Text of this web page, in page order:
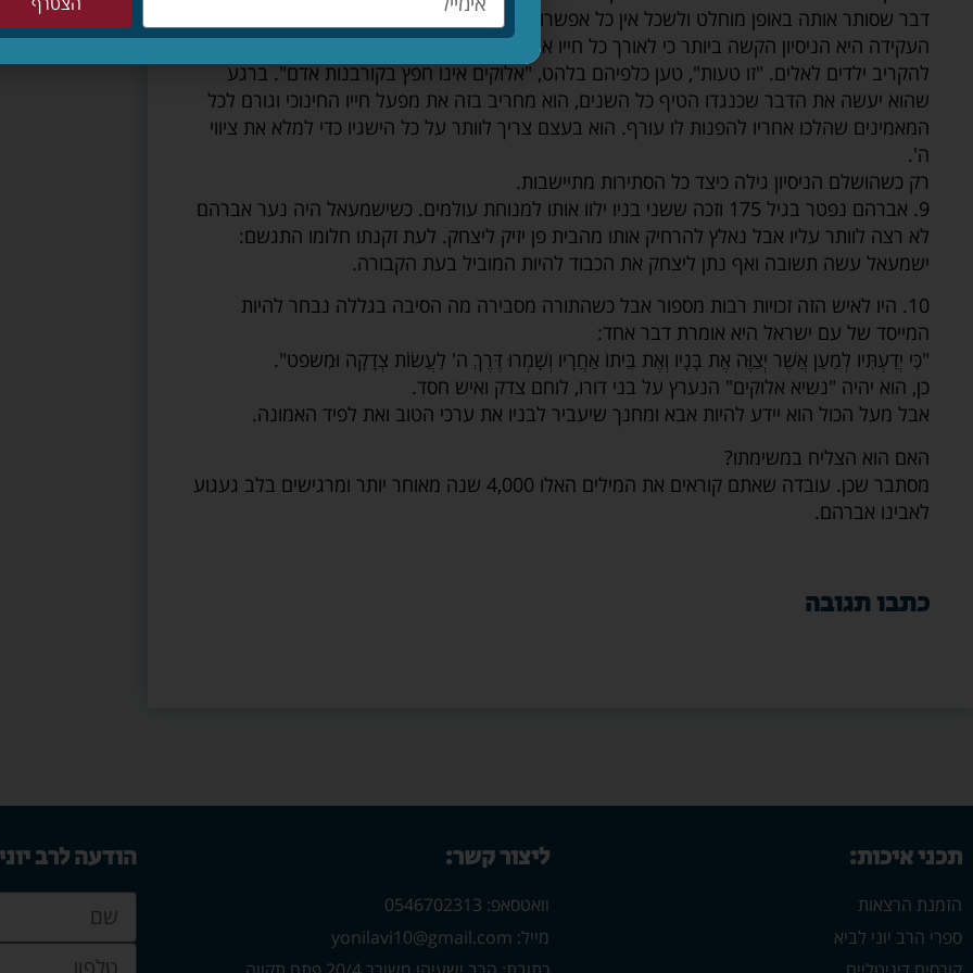
דבר שסותר אותה באופן מוחלט ולשכל אין כל אפשרות לגשר על הפער.
העקידה היא הניסיון הקשה ביותר כי לאורך כל חייו אברהם נלחם בנוהג המצוי אצל בני דורו
להקריב ילדים לאלים. "זו טעות", טען כלפיהם בלהט, "אלוקים אינו חפץ בקורבנות אדם". ברגע
שהוא יעשה את הדבר שכנגדו הטיף כל השנים, הוא מחריב בזה את מפעל חייו החינוכי וגורם לכל
המאמינים שהלכו אחריו להפנות לו עורף. הוא בעצם צריך לוותר על כל הישגיו כדי למלא את ציווי
ה'.
רק כשהושלם הניסיון גילה כיצד כל הסתירות מתיישבות.
9. אברהם נפטר בגיל 175 וזכה ששני בניו ילוו אותו למנוחת עולמים. כשישמעאל היה נער אברהם
לא רצה לוותר עליו אבל נאלץ להרחיק אותו מהבית פן יזיק ליצחק. לעת זקנתו חלומו התגשם:
ישמעאל עשה תשובה ואף נתן ליצחק את הכבוד להיות המוביל בעת הקבורה.
10. היו לאיש הזה זכויות רבות מספור אבל כשהתורה מסבירה מה הסיבה בגללה נבחר להיות
המייסד של עם ישראל היא אומרת דבר אחד:
"כִּי יְדַעְתִּיו לְמַעַן אֲשֶׁר יְצַוֶּה אֶת בָּנָיו וְאֶת בֵּיתוֹ אַחֲרָיו וְשָׁמְרוּ דֶּרֶךְ ה' לַעֲשׂוֹת צְדָקָה וּמִשפט".
כן, הוא יהיה "נשיא אלוקים" הנערץ על בני דורו, לוחם צדק ואיש חסד.
אבל מעל הכול הוא יידע להיות אבא ומחנך שיעביר לבניו את ערכי הטוב ואת לפיד האמונה.
האם הוא הצליח במשימתו?
מסתבר שכן. עובדה שאתם קוראים את המילים האלו 4,000 שנה מאוחר יותר ומרגישים בלב געגוע
לאבינו אברהם.
כתבו תגובה
תכני איכות:
הזמנת הרצאות
ספרי הרב יוני לביא
ליצור קשר:
וואטסאפ: 0546702313
מייל: yonilavi10@gmail.com
הודעה לרב